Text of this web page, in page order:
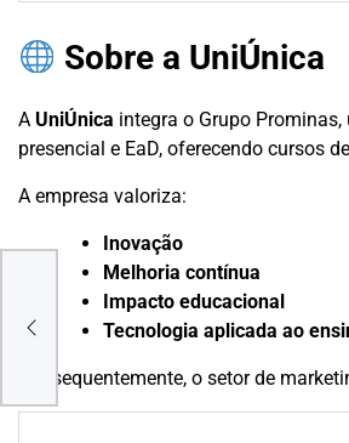
Sobre a UniÚnica
A UniÚnica integra o Grupo
presencial e EaD, oferecendo cursos
A empresa valoriza:
Inovação
Melhoria contínua
Impacto educacional
Tecnologia aplicada ao
Consequentemente, o setor de
E